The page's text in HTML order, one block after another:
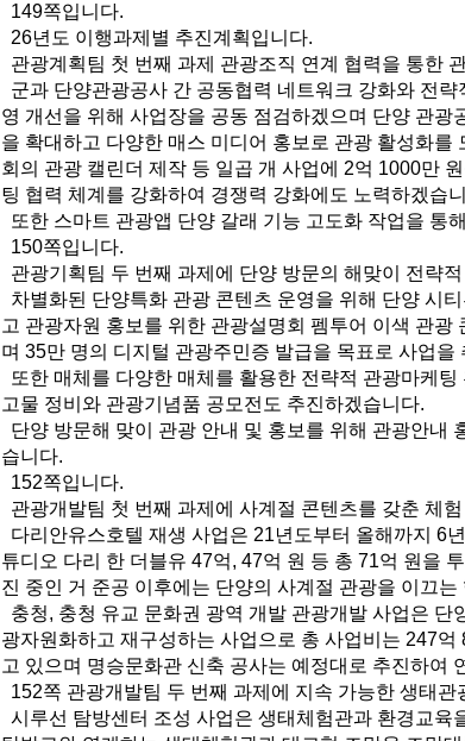
149쪽입니다.
26년도 이행과제별 추진계획입니다.
관광계획팀 첫 번째 과제 관광조직 연계 협력을 통한
군과 단양관광공사 간 공동협력 네트워크 강화와 전
영 개선을 위해 사업장을 공동 점검하겠으며 단양 관
을 확대하고 다양한 매스 미디어 홍보로 관광 활성화
회의 관광 캘린더 제작 등 일곱 개 사업에 2억 1000만
팅 협력 체계를 강화하여 경쟁력 강화에도 노력하겠습
또한 스마트 관광앱 단양 갈래 기능 고도화 작업을 통
150쪽입니다.
관광기획팀 두 번째 과제에 단양 방문의 해맞이 전략
차별화된 단양특화 관광 콘텐츠 운영을 위해 단양 시
고 관광자원 홍보를 위한 관광설명회 펨투어 이색 관
며 35만 명의 디지털 관광주민증 발급을 목표로 사업을
또한 매체를 다양한 매체를 활용한 전략적 관광마케
고물 정비와 관광기념품 공모전도 추진하겠습니다.
단양 방문해 맞이 관광 안내 및 홍보를 위해 관광안내
습니다.
152쪽입니다.
관광개발팀 첫 번째 과제에 사계절 콘텐츠를 갖춘 체
다리안유스호텔 재생 사업은 21년도부터 올해까지 6
튜디오 다리 한 더블유 47억, 47억 원 등 총 71억 원을
진 중인 거 준공 이후에는 단양의 사계절 관광을 이끄
충청, 충청 유교 문화권 광역 개발 관광개발 사업은
광자원화하고 재구성하는 사업으로 총 사업비는 247
고 있으며 명승문화관 신축 공사는 예정대로 추진하여
152쪽 관광개발팀 두 번째 과제에 지속 가능한 생태관
시루선 탐방센터 조성 사업은 생태체험관과 환경교